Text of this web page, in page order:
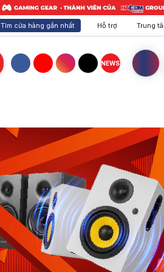
Tìm cửa hàng gần nhất Hỗ trợ Trung
FacebookYouTubeInstagram
TikTok
NEWS